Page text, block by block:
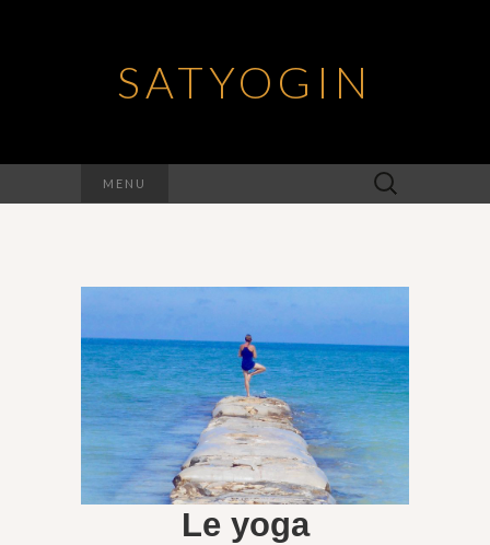
SATYOGIN
MENU Rechercher :
Le yoga